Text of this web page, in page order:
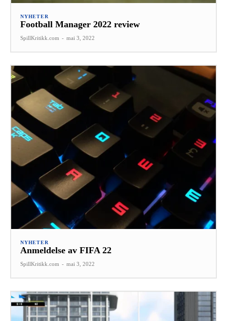
NYHETER
Football Manager 2022 review
SpillKritikk.com - mai 3, 2022
NYHETER
Anmeldelse av FIFA 22
SpillKritikk.com - mai 3, 2022